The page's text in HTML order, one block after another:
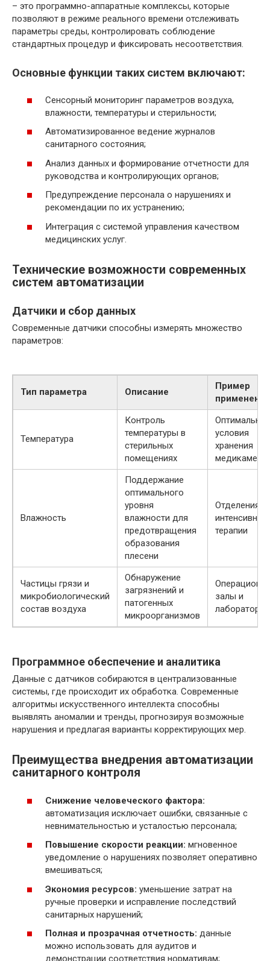
– это программно-аппаратные комплексы, которые
позволяют в режиме реального времени отслеживать
параметры среды, контролировать соблюдение
стандартных процедур и фиксировать несоответствия.
Основные функции таких систем включают:
Сенсорный мониторинг параметров воздуха,
влажности, температуры и стерильности;
Автоматизированное ведение журналов
санитарного состояния;
Анализ данных и формирование отчетности для
руководства и контролирующих органов;
Предупреждение персонала о нарушениях и
рекомендации по их устранению;
Интеграция с системой управления качеством
медицинских услуг.
Технические возможности современных
систем автоматизации
Датчики и сбор данных
Современные датчики способны измерять множество
параметров:
Тип параметра Описание
Пример
применения
Температура
Контроль
температуры в
стерильных
помещениях
условия
хранения
Влажность
Поддержание
оптимального
уровня
влажности для
предотвращения
образования
плесени
Отделения
интенсивной
терапии
Частицы грязи и
микробиологический
состав воздуха
Обнаружение
загрязнений и
патогенных
микроорганизмов
залы и
лаборатории
Программное обеспечение и аналитика
Данные с датчиков собираются в централизованные
системы, где происходит их обработка. Современные
алгоритмы искусственного интеллекта способны
выявлять аномалии и тренды, прогнозируя возможные
нарушения и предлагая варианты корректирующих мер.
Преимущества внедрения автоматизации
санитарного контроля
Снижение человеческого фактора:
автоматизация исключает ошибки, связанные с
невнимательностью и усталостью персонала;
Повышение скорости реакции: мгновенное
уведомление о нарушениях позволяет оперативно
вмешиваться;
Экономия ресурсов: уменьшение затрат на
ручные проверки и исправление последствий
санитарных нарушений;
Полная и прозрачная отчетность: данные
можно использовать для аудитов и